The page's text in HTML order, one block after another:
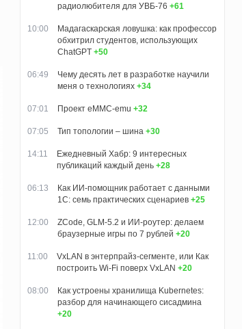
радиолюбителя для УВБ-76 +61
10:00
Мадагаскарская ловушка: как профессор
обхитрил студентов, использующих
ChatGPT +50
06:49
Чему десять лет в разработке научили
меня о технологиях +34
07:01 Проект eMMC-emu +32
07:05 Тип топологии – шина +30
14:11
Ежедневный Хабр: 9 интересных
публикаций каждый день +28
06:13
Как ИИ-помощник работает с данными
1С: семь практических сценариев +25
12:00
ZCode, GLM-5.2 и ИИ-роутер: делаем
браузерные игры по 7 рублей +20
11:00
VxLAN в энтерпрайз-сегменте, или Как
построить Wi-Fi поверх VxLAN +20
08:00
Как устроены хранилища Kubernetes:
разбор для начинающего сисадмина
+20